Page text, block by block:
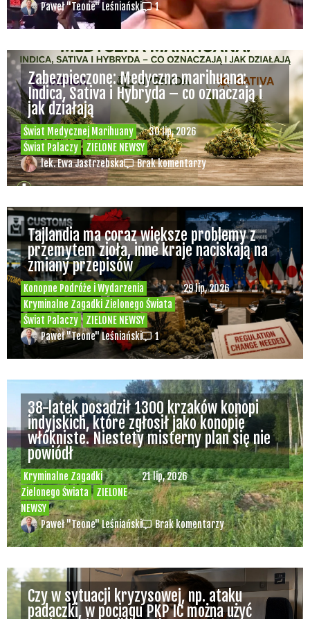
Paweł "Teone" Leśniański 1
Świat Medycznej Marihuany
Świat Palaczy
ZIELONE NEWSY
30 lip, 2026
Zabezpieczone: Medyczna marihuana:
Indica, Sativa i Hybryda – co oznaczają i
jak działają
lek. Ewa Jastrzebska Brak komentarzy
Konopne Podróże i Wydarzenia
Kryminalne Zagadki Zielonego Świata
Świat Palaczy
ZIELONE NEWSY
29 lip, 2026
Tajlandia ma coraz większe problemy z
przemytem zioła, inne kraje naciskają na
zmiany przepisów
Paweł "Teone" Leśniański 1
Kryminalne Zagadki
Zielonego Świata
ZIELONE
NEWSY
21 lip, 2026
38-latek posadził 1300 krzaków konopi
indyjskich, które zgłosił jako konopie
włókniste. Niestety misterny plan się nie
powiódł
Paweł "Teone" Leśniański Brak komentarzy
Czy w sytuacji kryzysowej, np. ataku
padaczki, w pociągu PKP IC można użyć